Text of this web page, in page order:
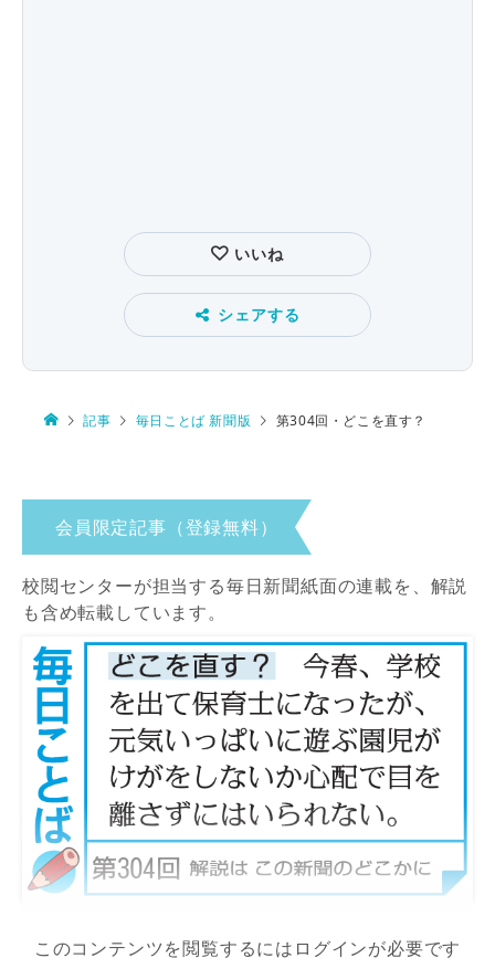
いいね
シェアする
記事 毎日ことば 新聞版 第304回・どこを直す？
会員限定記事（登録無料）
校閲センターが担当する毎日新聞紙面の連載を、解説
も含め転載しています。
このコンテンツを閲覧するにはログインが必要です